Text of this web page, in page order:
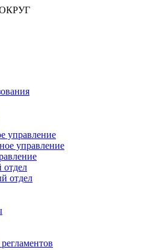
управление
управление
отдел
отдел